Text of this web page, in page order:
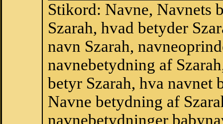
Stikord: Navne, Navnets
Szarah, hvad betyder
navn Szarah,
navnebetydning af
betyr Szarah, hva navnet
Navne betydning af
navnebetydninger